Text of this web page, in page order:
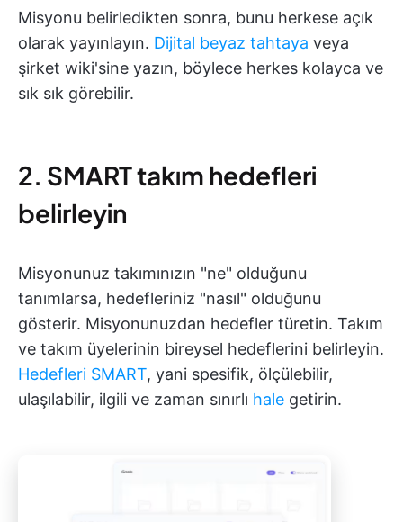
Misyonu belirledikten sonra, bunu herkese açık
olarak yayınlayın. Dijital beyaz tahtaya veya
şirket wiki'sine yazın, böylece herkes kolayca ve
sık sık görebilir.
2. SMART takım hedefleri
belirleyin
Misyonunuz takımınızın "ne" olduğunu
tanımlarsa, hedefleriniz "nasıl" olduğunu
gösterir. Misyonunuzdan hedefler türetin. Takım
ve takım üyelerinin bireysel hedeflerini belirleyin.
Hedefleri SMART, yani spesifik, ölçülebilir,
ulaşılabilir, ilgili ve zaman sınırlı hale getirin.